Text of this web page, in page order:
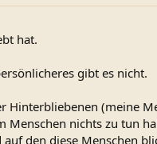
hat.
gibt es nicht.
Hinterbliebenen (meine
Menschen nichts zu tun
den diese Menschen